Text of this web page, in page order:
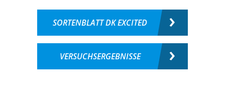
SORTENBLATT DK EXCITED
VERSUCHSERGEBNISSE